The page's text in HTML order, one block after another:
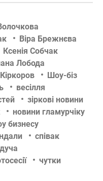
Віра Брежнєва
Ксенія Собчак
Лобода
Шоу-біз
весілля
зіркові новини
новини гламурчіку
бизнесу
співак
чутки